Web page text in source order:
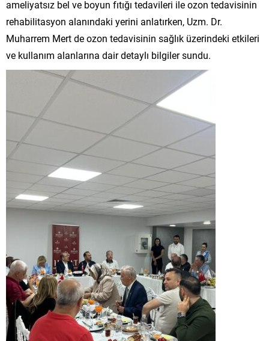
ameliyatsız bel ve boyun fıtığı tedavileri ile ozon tedavisinin
rehabilitasyon alanındaki yerini anlatırken, Uzm. Dr.
Muharrem Mert de ozon tedavisinin sağlık üzerindeki etkileri
ve kullanım alanlarına dair detaylı bilgiler sundu.